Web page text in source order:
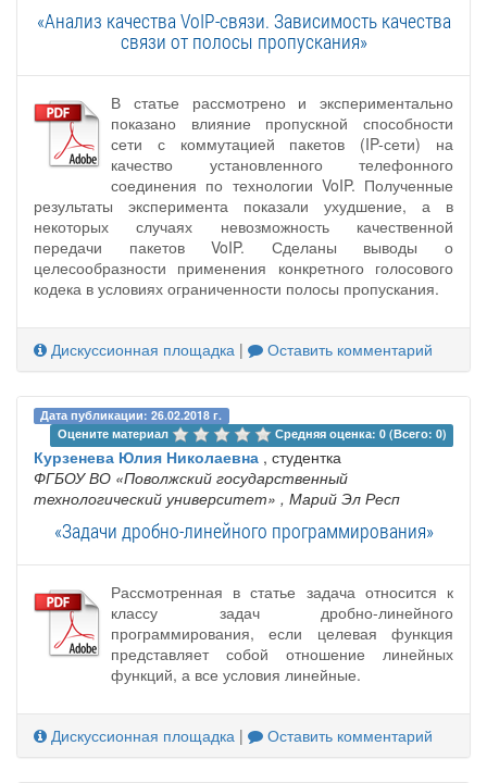
«Анализ качества VoIP-связи. Зависимость качества
связи от полосы пропускания»
В статье рассмотрено и экспериментально
показано влияние пропускной способности
сети с коммутацией пакетов (IP-сети) на
качество установленного телефонного
соединения по технологии VoIP. Полученные
результаты эксперимента показали ухудшение, а в
некоторых случаях невозможность качественной
передачи пакетов VoIP. Сделаны выводы о
целесообразности применения конкретного голосового
кодека в условиях ограниченности полосы пропускания.
Дискуссионная площадка | Оставить комментарий
Дата публикации: 26.02.2018 г.
Оцените материал
Средняя оценка: 0 (Всего: 0)
Курзенева Юлия Николаевна , студентка
ФГБОУ ВО «Поволжский государственный
технологический университет» , Марий Эл Респ
«Задачи дробно-линейного программирования»
Рассмотренная в статье задача относится к
классу задач дробно-линейного
программирования, если целевая функция
представляет собой отношение линейных
функций, а все условия линейные.
Дискуссионная площадка | Оставить комментарий